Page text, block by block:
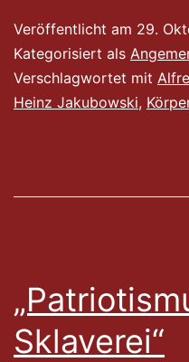
Veröffentlicht am 29.
Kategorisiert als
Verschlagwortet mit
Heinz Jakubowski,
Sklaverei“